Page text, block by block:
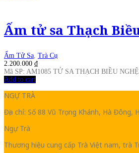
Ấm tử sa Thạch
Ấm Tử Sa Trà Cụ
2.200.000 ₫
Mã SP: AM1085 TỬ SA THẠCH BIỀU
Add to cart
NGỰ TRÀ
Địa chỉ: Số 88 Vũ Trọng Khánh, Hà Đông,
Ngự Trà
Thương hiệu cung cấp Trà Việt nam, trà